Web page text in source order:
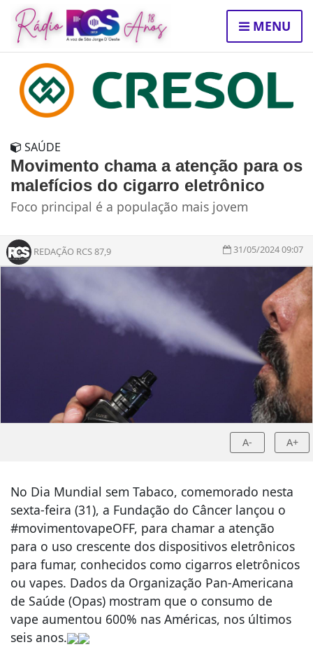
MENU
SAÚDE
Movimento chama a atenção para os
malefícios do cigarro eletrônico
Foco principal é a população mais jovem
REDAÇÃO RCS 87,9 31/05/2024 09:07
A- A+
No Dia Mundial sem Tabaco, comemorado nesta
sexta-feira (31), a Fundação do Câncer lançou o
#movimentovapeOFF, para chamar a atenção
para o uso crescente dos dispositivos eletrônicos
para fumar, conhecidos como cigarros eletrônicos
ou vapes. Dados da Organização Pan-Americana
de Saúde (Opas) mostram que o consumo de
vape aumentou 600% nas Américas, nos últimos
seis anos.